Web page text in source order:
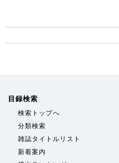
目録検索
検索トップへ
分類検索
雑誌タイトルリスト
新着案内